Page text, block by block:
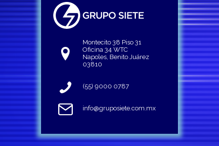
Montecito 38 Piso 31
Oficina 34 WTC
Napoles, Benito Juárez
03810
(55) 9000 0787
info@gruposiete.com.mx